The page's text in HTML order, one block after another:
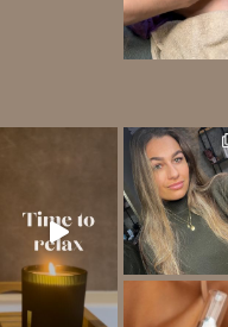
Wil jij ook str
Mijn favoriete bruiningsdru